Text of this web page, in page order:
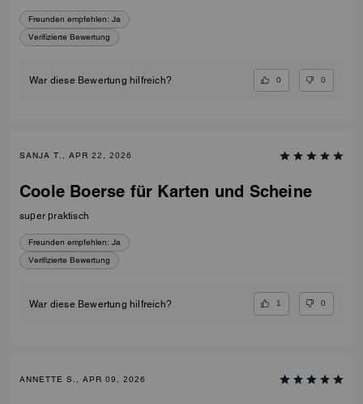
Freunden empfehlen: Ja
Verifizierte Bewertung
War diese Bewertung hilfreich? 0 0
SANJA T., APR 22, 2026
Coole Boerse für Karten und Scheine
super praktisch
Freunden empfehlen: Ja
Verifizierte Bewertung
War diese Bewertung hilfreich? 1 0
ANNETTE S., APR 09, 2026